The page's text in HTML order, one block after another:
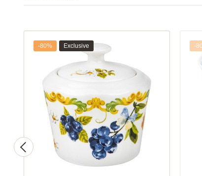
-80% Exclusive -